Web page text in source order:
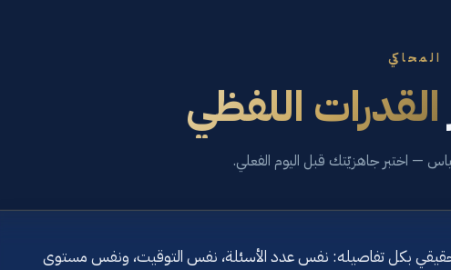
المحاكي
القدرات اللفظي
الحقيقي بكل تفاصيله: نفس عدد الأسئلة، نفس التوقيت، ونفس مستوى